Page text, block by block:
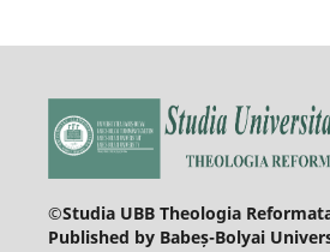
©Studia UBB Theologia
Published by Babeș-Bolyai